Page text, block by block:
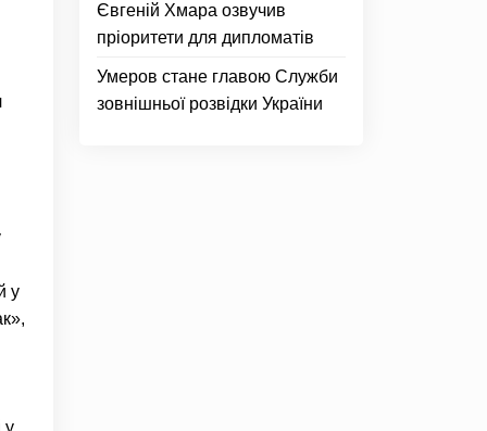
у
у
Євгеній Хмара озвучив
пріоритети для дипломатів
Умеров стане главою Служби
зовнішньої розвідки України